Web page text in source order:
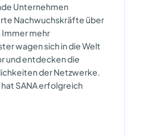
Unternehmen
Nachwuchskräfte über
Immer mehr
wagen sich in die Welt
und entdecken die
der Netzwerke.
hat SANA erfolgreich